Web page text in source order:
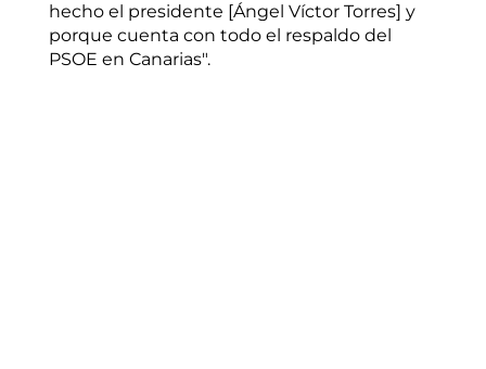
hecho el presidente [Ángel Víctor Torres] y
porque cuenta con todo el respaldo del
PSOE en Canarias".